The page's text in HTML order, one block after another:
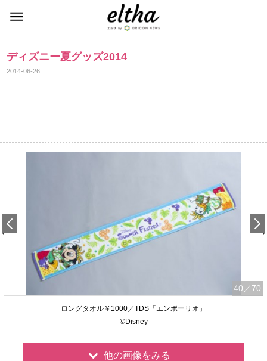
ディズニー夏グッズ2014
2014-06-26
40 ／70
ロングタオル￥1000／TDS「エンポーリオ」
©Disney
他の画像をみる